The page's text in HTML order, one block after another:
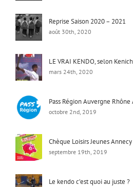
Reprise Saison 2020 – 2021
août 30th, 2020
LE VRAI KENDO, selon
mars 24th, 2020
Pass Région Auvergne Rhône
octobre 2nd, 2019
Chèque Loisirs Jeunes Annecy
septembre 19th, 2019
Le kendo c’est quoi au juste ?